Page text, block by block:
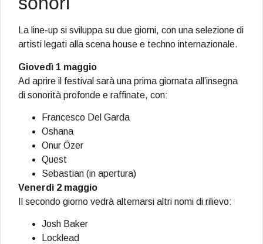
La line-up si sviluppa su due giorni, con una selezione di
artisti legati alla scena house e techno internazionale.
Giovedì 1 maggio
Ad aprire il festival sarà una prima giornata all’insegna
di sonorità profonde e raffinate, con:
Francesco Del Garda
Oshana
Onur Özer
Quest
Sebastian (in apertura)
Venerdì 2 maggio
Il secondo giorno vedrà alternarsi altri nomi di rilievo:
Josh Baker
Locklead